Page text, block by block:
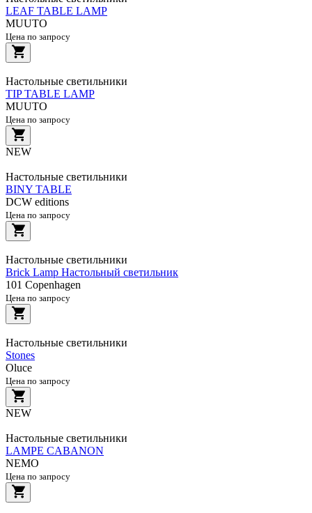
LEAF TABLE LAMP
MUUTO
Цена по запросу
Настольные светильники
TIP TABLE LAMP
MUUTO
Цена по запросу
NEW
Настольные светильники
BINY TABLE
DCW editions
Цена по запросу
Настольные светильники
Brick Lamp Настольный светильник
101 Copenhagen
Цена по запросу
Настольные светильники
Stones
Oluce
Цена по запросу
NEW
Настольные светильники
LAMPE CABANON
NEMO
Цена по запросу